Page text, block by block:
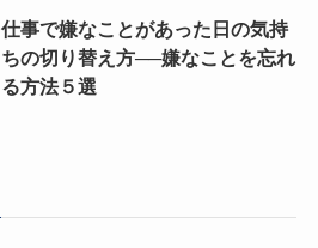
仕事で嫌なことがあった日の気持
ちの切り替え方──嫌なことを忘れ
る方法５選